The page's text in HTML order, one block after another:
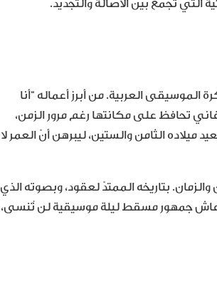
تجمع بين الأصالة والتجديد.
العربية. من أبرز أعماله “أنا
تحافظ على مكانتها رغم مرور الزمن،
الثامن والستين، ليبرهن أنّ العمر لا
بتاريخه الممتدّ لعقود، وبصوته الذي
عاش جمهور مسقط ليلة موسيقية لن تُنسى،